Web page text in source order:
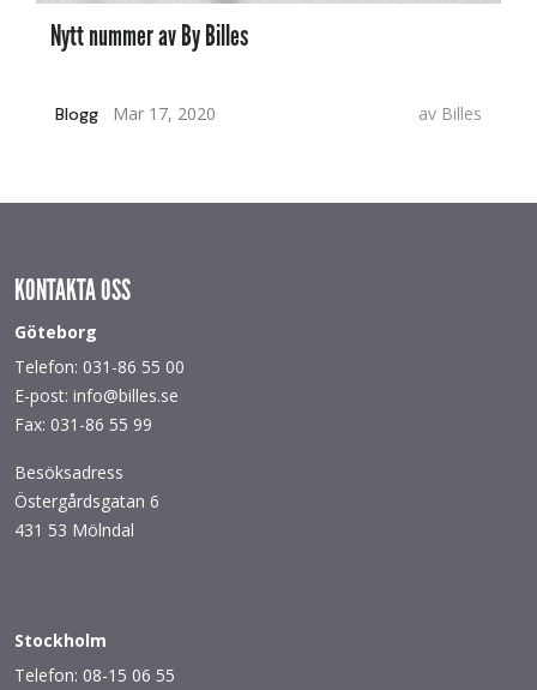
Nytt nummer av By Billes
Blogg Mar 17, 2020 av Billes
KONTAKTA OSS
Göteborg
Telefon: 031-86 55 00
E-post: info@billes.se
Fax: 031-86 55 99
Besöksadress
Östergårdsgatan 6
431 53 Mölndal
Stockholm
Telefon: 08-15 06 55